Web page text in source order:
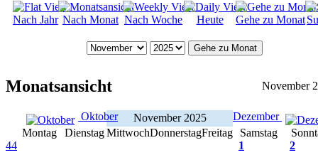
Nach Jahr Nach Monat Nach Woche Heute Gehe zu Monat
Gehe zu Monat
Monatsansicht November
Oktober November 2025
Dezember
Montag
Dienstag MittwochDonnerstagFreitag Samstag
44
1 2